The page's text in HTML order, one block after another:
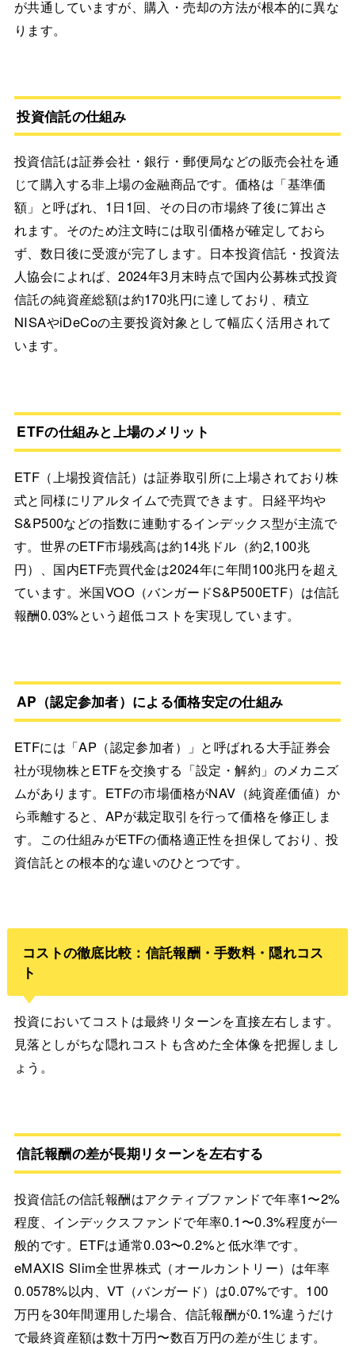
が共通していますが、購入・売却の方法が根本的に異な
ります。
投資信託の仕組み
投資信託は証券会社・銀行・郵便局などの販売会社を通
じて購入する非上場の金融商品です。価格は「基準価
額」と呼ばれ、1日1回、その日の市場終了後に算出さ
れます。そのため注文時には取引価格が確定しておら
ず、数日後に受渡が完了します。日本投資信託・投資法
人協会によれば、2024年3月末時点で国内公募株式投資
信託の純資産総額は約170兆円に達しており、積立
NISAやiDeCoの主要投資対象として幅広く活用されて
います。
ETFの仕組みと上場のメリット
ETF（上場投資信託）は証券取引所に上場されており株
式と同様にリアルタイムで売買できます。日経平均や
S&P500などの指数に連動するインデックス型が主流で
す。世界のETF市場残高は約14兆ドル（約2,100兆
円）、国内ETF売買代金は2024年に年間100兆円を超え
ています。米国VOO（バンガードS&P500ETF）は信託
報酬0.03%という超低コストを実現しています。
AP（認定参加者）による価格安定の仕組み
ETFには「AP（認定参加者）」と呼ばれる大手証券会
社が現物株とETFを交換する「設定・解約」のメカニズ
ムがあります。ETFの市場価格がNAV（純資産価値）か
ら乖離すると、APが裁定取引を行って価格を修正しま
す。この仕組みがETFの価格適正性を担保しており、投
資信託との根本的な違いのひとつです。
コストの徹底比較：信託報酬・手数料・隠れコス
ト
投資においてコストは最終リターンを直接左右します。
見落としがちな隠れコストも含めた全体像を把握しまし
ょう。
信託報酬の差が長期リターンを左右する
投資信託の信託報酬はアクティブファンドで年率1〜2%
程度、インデックスファンドで年率0.1〜0.3%程度が一
般的です。ETFは通常0.03〜0.2%と低水準です。
eMAXIS Slim全世界株式（オールカントリー）は年率
0.0578%以内、VT（バンガード）は0.07%です。100
万円を30年間運用した場合、信託報酬が0.1%違うだけ
で最終資産額は数十万円〜数百万円の差が生じます。